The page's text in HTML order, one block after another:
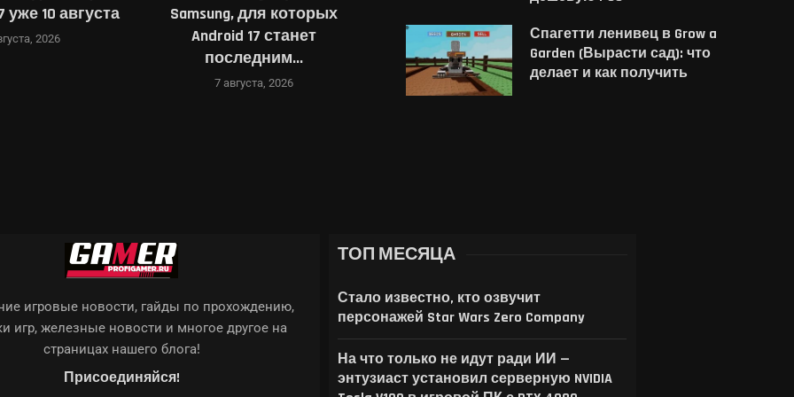
для которых
17 станет
анонсировала выставку
«Вокруг пейзажа» с
работами победителей
HUAWEI...
производитель памяти
больше не...
6 августа, 2026
хотят
вместо...
Спагетти ленивец в Grow a
Garden (Вырасти сад): что
делает и как получить
КАК ПОЛУЧИТЬ...
РАЗНЫЕ...
ARMSX3 ДЛЯ ЗАПУСКА ИГР...
5090...
НАУЧНЫЕ ИССЛЕДОВАНИЯ
игровые новости, гайды по прохождению,
игр, железные новости и многое другое на
страницах нашего блога!
Стало известно, кто озвучит
персонажей Star Wars Zero Company
На что только не идут ради ИИ —